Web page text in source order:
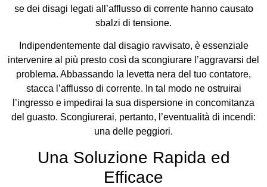
se dei disagi legati all’afflusso di corrente hanno causato
sbalzi di tensione.
Indipendentemente dal disagio ravvisato, è essenziale
intervenire al più presto così da scongiurare l’aggravarsi del
problema. Abbassando la levetta nera del tuo contatore,
stacca l’afflusso di corrente. In tal modo ne ostruirai
l’ingresso e impedirai la sua dispersione in concomitanza
del guasto. Scongiurerai, pertanto, l’eventualità di incendi:
una delle peggiori.
Una Soluzione Rapida ed
Efficace